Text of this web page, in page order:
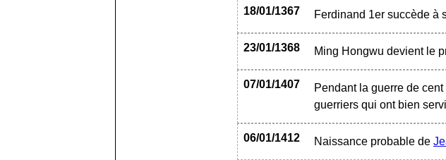
18/01/1367 Ferdinand 1er succède à
23/01/1368 Ming Hongwu devient le
07/01/1407
Pendant la guerre de
guerriers qui ont bien
06/01/1412 Naissance probable de